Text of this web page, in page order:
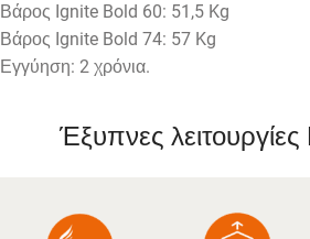
Βάρος Ignite Bold 60: 51,5 Kg
Βάρος Ignite Bold 74: 57 Kg
Εγγύηση: 2 χρόνια.
Έξυπνες